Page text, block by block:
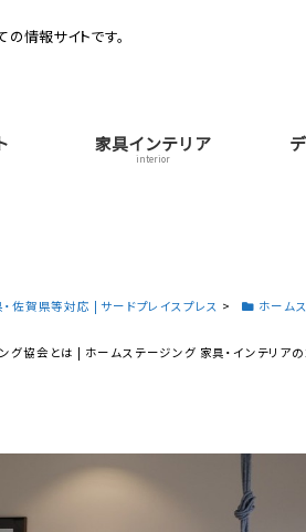
情報サイトです。
家具インテリア
interior
佐賀県等対応 | サードプレイスプレス > ホーム
グ協会とは | ホームステージング 家具・インテリア